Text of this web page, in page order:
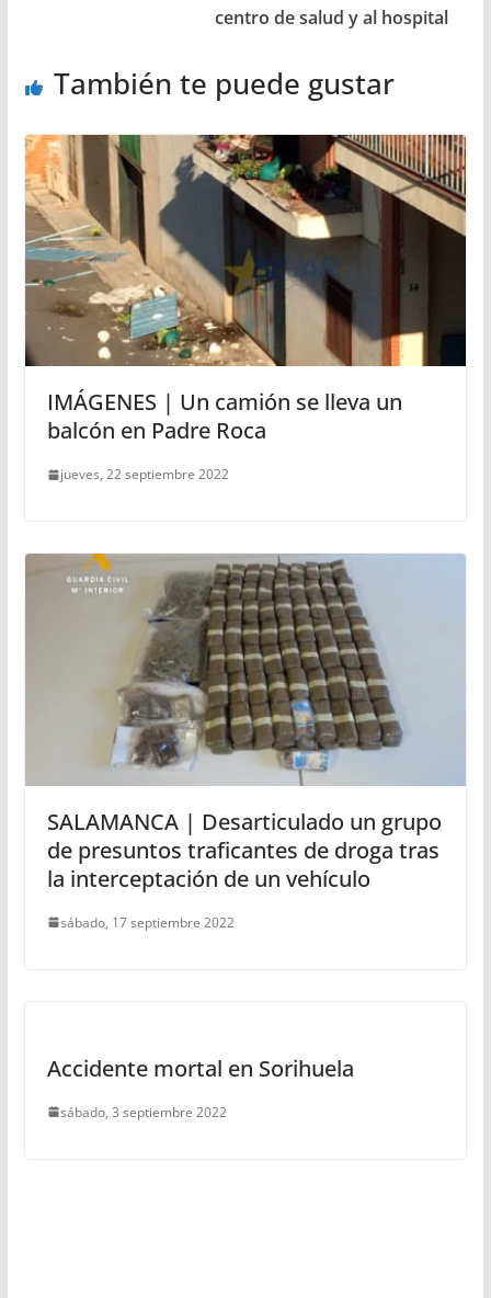
centro de salud y al hospital
También te puede gustar
IMÁGENES | Un camión se lleva un
balcón en Padre Roca
jueves, 22 septiembre 2022
SALAMANCA | Desarticulado un grupo
de presuntos traficantes de droga tras
la interceptación de un vehículo
sábado, 17 septiembre 2022
Accidente mortal en Sorihuela
sábado, 3 septiembre 2022